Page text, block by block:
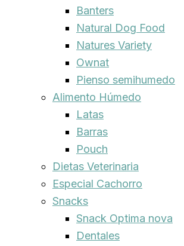
Banters
Natural Dog Food
Natures Variety
Ownat
Pienso semihumedo
Alimento Húmedo
Latas
Barras
Pouch
Dietas Veterinaria
Especial Cachorro
Snacks
Snack Optima nova
Dentales